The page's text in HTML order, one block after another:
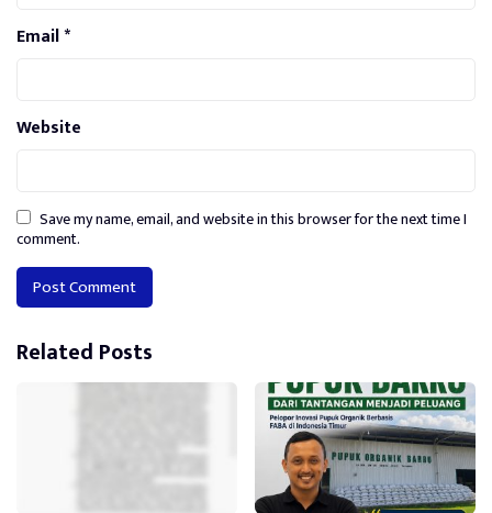
Email*
Website
Save my name, email, and website in this browser for the next time I
comment.
Alternative:
Related Posts